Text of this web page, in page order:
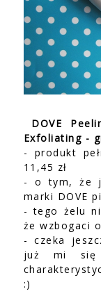
DOVE
Exfoliating -
- produkt
11,45 zł
- o tym, że
marki DOVE
- tego żelu
że wzbogaci
- czeka
już mi
:)